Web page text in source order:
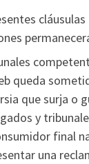
queda
que surja o
y
final
una